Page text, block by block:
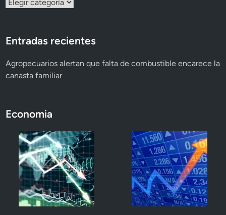
Entradas recientes
Agropecuarios alertan que falta de combustible encarece la
canasta familiar
Economia